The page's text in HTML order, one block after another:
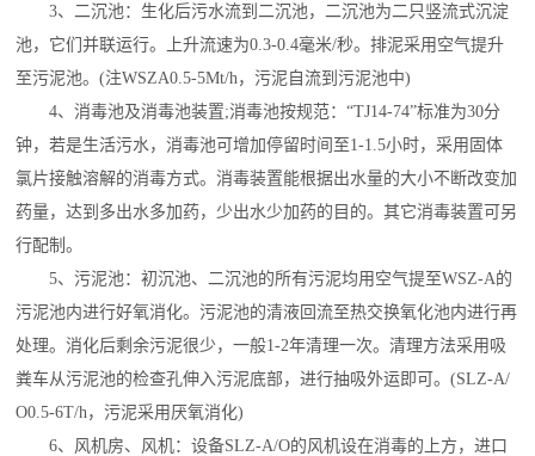
3、
二沉池 ：生化后污水流到二沉池，二沉池为二只竖流式沉淀
池，它们并联运行。上升流速为0.3-0.4毫米/秒。排泥采用空气提升
至污泥池。(注WSZA0.5-5Mt/h，污泥自流到污泥池中)
4、消毒池及消毒池装置;消毒池按规范：“TJ14-74”标准为30分
钟，若是生活污水 ，消毒池可增加停留时间至1-1.5小时，采用固体
氯片接触溶解的消毒方式。消毒装置能根据出水量的大小不断改变加
药量，达到多出水多加药，少出水少加药的目的。其它消毒装置可另
行配制。
5、污泥池：初沉池、二沉池的所有污泥均用空气提至WSZ-A的
污泥池内进行好氧消化。污泥池的清液回流至热交换氧化池内进行再
处理。消化后剩余污泥很少，一般1-2年清理一次。清理方法采用 吸
粪车从污泥池的检查孔伸入污泥底部，进行抽吸外运即可。(SLZ-A/
O0.5-6T/h，污泥采用厌氧消化)
6、 风机房、风机：设备SLZ-A/O的风机设在消毒的上方，进口